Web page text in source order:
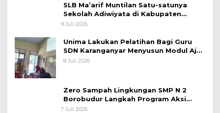
SLB Ma’arif Muntilan Satu-satunya
Sekolah Adiwiyata di Kabupaten
Magelang
9 Juli 2026
Unima Lakukan Pelatihan Bagi Guru
SDN Karanganyar Menyusun Modul Ajar
Berbasis Adiwiyata
8 Juli 2026
Zero Sampah Lingkungan SMP N 2
Borobudur Langkah Program Aksi
Janaka
7 Juli 2026